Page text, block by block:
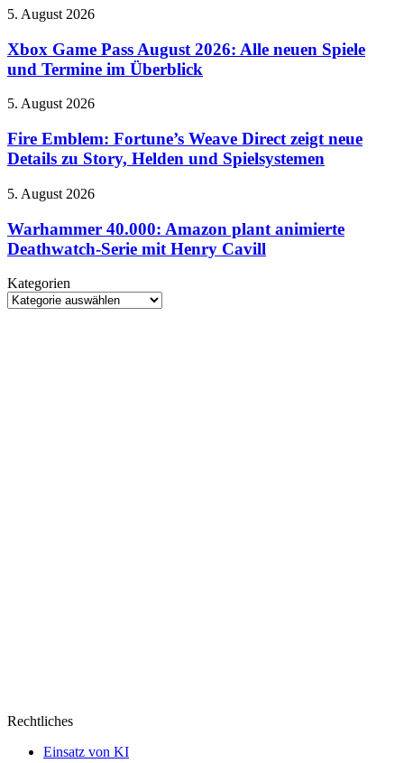
Kultserie
Atlantis
Doku-
Reihe
Rätsel-
Design
der
Neuinterpretation
Xbox
Pass
August
2026:
neuen
und
Termine
Überblick
5. August 2026
Xbox Game Pass August 2026: Alle neuen Spiele
und Termine im Überblick
Fire
Fortune’s
Weave
Direct
neue
zu
Story,
und
Spielsystemen
5. August 2026
Fire Emblem: Fortune’s Weave Direct zeigt neue
Details zu Story, Helden und Spielsystemen
Warhammer
Amazon
plant
animierte
Serie
mit
5. August 2026
Warhammer 40.000: Amazon plant animierte
Deathwatch-Serie mit Henry Cavill
Kategorien
Kategorien
Rechtliches
Einsatz von KI